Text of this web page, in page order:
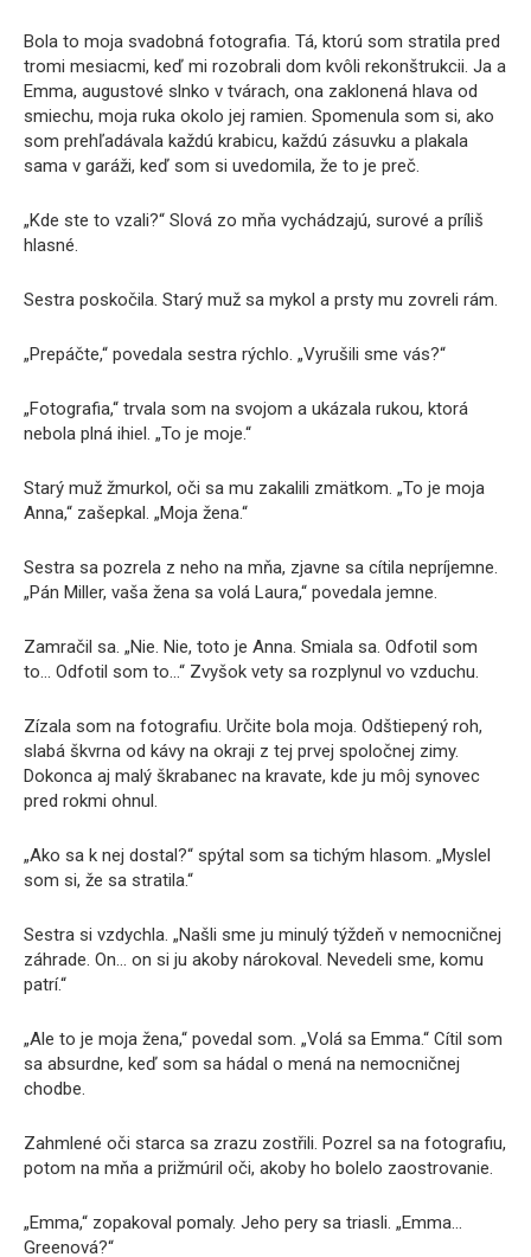
Bola to moja svadobná fotografia. Tá, ktorú som stratila pred
tromi mesiacmi, keď mi rozobrali dom kvôli rekonštrukcii. Ja a
Emma, ​​augustové slnko v tvárach, ona zaklonená hlava od
smiechu, moja ruka okolo jej ramien. Spomenula som si, ako
som prehľadávala každú krabicu, každú zásuvku a plakala
sama v garáži, keď som si uvedomila, že to je preč.
„Kde ste to vzali?“ Slová zo mňa vychádzajú, surové a príliš
hlasné.
Sestra poskočila. Starý muž sa mykol a prsty mu zovreli rám.
„Prepáčte,“ povedala sestra rýchlo. „Vyrušili sme vás?“
„Fotografia,“ trvala som na svojom a ukázala rukou, ktorá
nebola plná ihiel. „To je moje.“
Starý muž žmurkol, oči sa mu zakalili zmätkom. „To je moja
Anna,“ zašepkal. „Moja žena.“
Sestra sa pozrela z neho na mňa, zjavne sa cítila nepríjemne.
„Pán Miller, vaša žena sa volá Laura,“ povedala jemne.
Zamračil sa. „Nie. Nie, toto je Anna. Smiala sa. Odfotil som
to… Odfotil som to…“ Zvyšok vety sa rozplynul vo vzduchu.
Zízala som na fotografiu. Určite bola moja. Odštiepený roh,
slabá škvrna od kávy na okraji z tej prvej spoločnej zimy.
Dokonca aj malý škrabanec na kravate, kde ju môj synovec
pred rokmi ohnul.
„Ako sa k nej dostal?“ spýtal som sa tichým hlasom. „Myslel
som si, že sa stratila.“
Sestra si vzdychla. „Našli sme ju minulý týždeň v nemocničnej
záhrade. On… on si ju akoby nárokoval. Nevedeli sme, komu
patrí.“
„Ale to je moja žena,“ povedal som. „Volá sa Emma.“ Cítil som
sa absurdne, keď som sa hádal o mená na nemocničnej
chodbe.
Zahmlené oči starca sa zrazu zostřili. Pozrel sa na fotografiu,
potom na mňa a prižmúril oči, akoby ho bolelo zaostrovanie.
„Emma,“ zopakoval pomaly. Jeho pery sa triasli. „Emma…
Greenová?“